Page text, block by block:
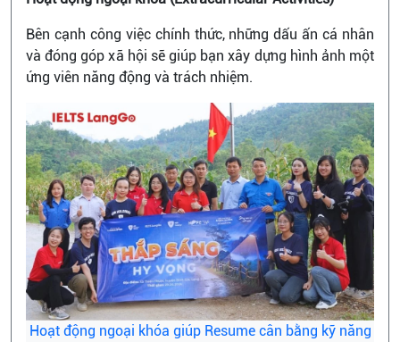
Bên cạnh công việc chính thức, những dấu ấn cá nhân
và đóng góp xã hội sẽ giúp bạn xây dựng hình ảnh một
ứng viên năng động và trách nhiệm.
Hoạt động ngoại khóa giúp Resume cân bằng kỹ năng